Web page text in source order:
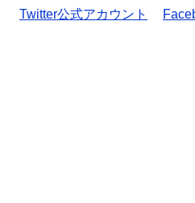
Twitter公式アカウント